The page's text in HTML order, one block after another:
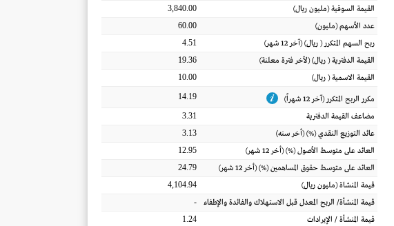
القيمة السوقية(مليون ريال)
3,840.00
عدد الأسهم(مليون)
60.00
ربح السهم المتكرر( ريال) (آخر 12 شهر)
4.51
القيمة الدفترية( ريال) (لأخر فترة معلنة)
19.36
القيمة الاسمية( ريال)
10.00
مكرر الربح المتكرر (آخر 12 شهراً) 14.19
مضاعف القيمة الدفترية
3.31
عائد التوزيع النقدي(%) (أخر سنه)
3.13
العائد على متوسط الأصول(%) (أخر 12 شهر)
12.95
العائد على متوسط حقوق المساهمين(%) (أخر 12 شهر)
24.79
قيمة المنشاة(مليون ريال)
4,104.94
قيمة المنشأة/ الربح المعدل قبل الاستهلاك والفائدة والإطفاء
-
قيمة المنشأة / الإيرادات
1.24